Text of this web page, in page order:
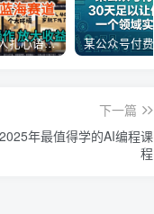
AI制作老男人扎心语录，5分钟一条，操作简单，流量非常大，保姆级教程
下一篇
年最值得学的AI编程课
程